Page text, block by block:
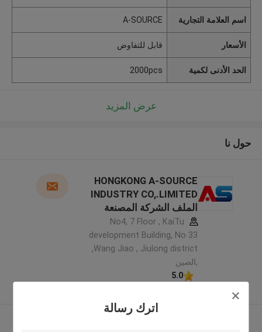
اترك رسالة
اسم العلامة التجارية A-SOURCE
الأسعار قابل للتفاوض
الحد الأدنى لكمية 2000pcs
عرض المزيد
حول نا
HONGKONG A-SOURCE
INDUSTRY CO,.LIMITED
الملف الشركة المصنعة
No4, 7 Floor , KaiTu
development Building, No 33
,Wang Jiao , Jiulong district
,الصين
5.0